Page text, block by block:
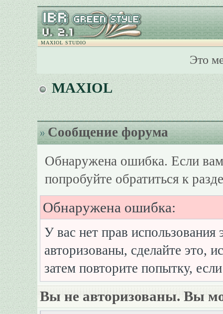
MAXIOL STUDIO
Это
MAXIOL
Сообщение форума
Обнаружена ошибка. Если
попробуйте обратиться к
Обнаружена ошибка:
У вас нет прав
авторизованы, сделайте это,
затем повторите попытку,
Вы не авторизованы. Вы